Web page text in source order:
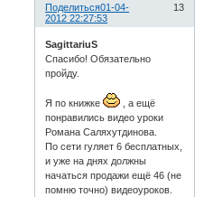
Поделиться 13
01-04-
2012 22:27:53
SagittariuS
Спасибо! Обязательно
пройду.
Я по книжке
, а ещё
понравились видео уроки
Романа Саляхутдинова.
По сети гуляет 6 бесплатных,
и уже на днях должны
начаться продажи ещё 46 (не
помню точно) видеоуроков.